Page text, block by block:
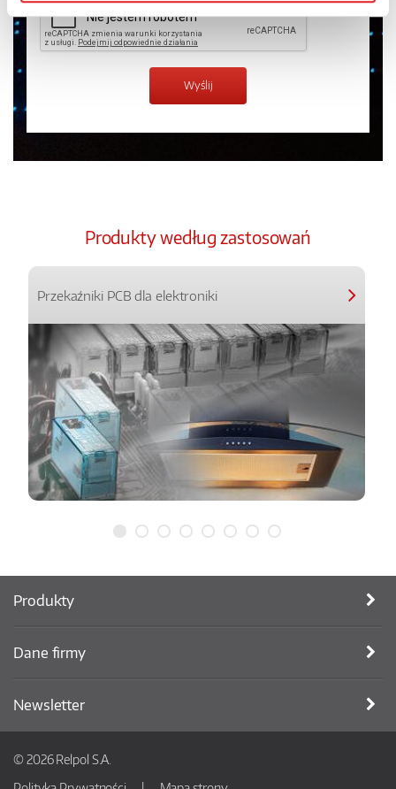
Produkty według zastosowań
Przekaźniki PCB dla elektroniki
Produkty
Dane firmy
Newsletter
© 2026 Relpol S.A.